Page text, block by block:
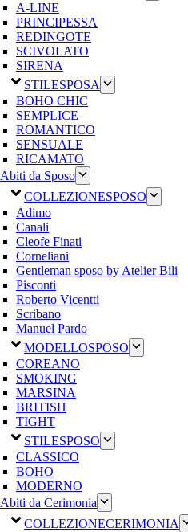
A-LINE
PRINCIPESSA
REDINGOTE
SCIVOLATO
SIRENA
STILESPOSA
BOHO CHIC
SEMPLICE
ROMANTICO
SENSUALE
RICAMATO
Abiti da Sposo
COLLEZIONESPOSO
Adimo
Canali
Cleofe Finati
Corneliani
Gentleman sposo by Atelier Bili
Pisconti
Roberto Vicentti
Scribano
Manuel Pardo
MODELLOSPOSO
COREANO
SMOKING
MARSINA
BRITISH
TIGHT
STILESPOSO
CLASSICO
BOHO
MODERNO
Abiti da Cerimonia
COLLEZIONECERIMONIA